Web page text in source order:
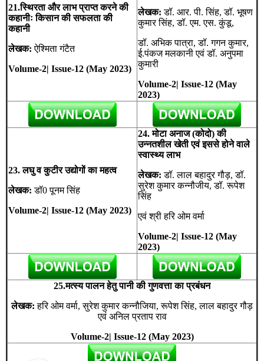
21.स्थिरता और लाभ प्राप्त करने की
कहानीः किसान की सफलता की
कहानी
लेखक:ऐश्मिता गंटैत
Volume-2| Issue-12 (May 2023)
लेखक:डॉ. आर. पी. सिंह, डॉ. भूषण
कुमार सिंह, डॉ. एम. एस. कुंडू,
डॉ. अभिक पात्रा, डॉ. गगन कुमार,
ई.पंकज मलकानी एवं डॉ. अनुपमा
कुमारी
Volume-2| Issue-12 (May
2023)
23. लघु व कुटीर उद्योगों का महत्व
लेखक:डॉ0 पूनम सिंह
Volume-2| Issue-12 (May 2023)
24. मोटा अनाज (कोदो) की
उन्नतशील खेती एवं इससे होने वाले
स्वास्थ्य लाभ
लेखक:डॉ. लाल बहादुर गौड़, डॉ.
सुरेश कुमार कन्नौजीय, डॉ. रूपेश
सिंह
एवं श्री हरि ओम वर्मा
Volume-2| Issue-12 (May
2023)
25.मत्स्य पालन हेतु पानी की गुणवत्ता का प्रबंधन
लेखक:हरि ओम वर्मा, सुरेश कुमार कन्नौजिया, रूपेश सिंह, लाल बहादुर गौड़
एवं अनिल प्रताप राव
Volume-2| Issue-12 (May 2023)